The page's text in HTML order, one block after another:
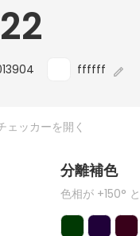
ffffff
ェッカーを開く
分離補色
色相が +150°